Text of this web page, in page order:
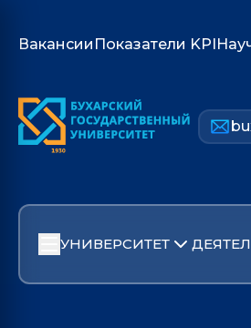
Вакансии Показатели KPI
УНИВЕРСИТЕТ